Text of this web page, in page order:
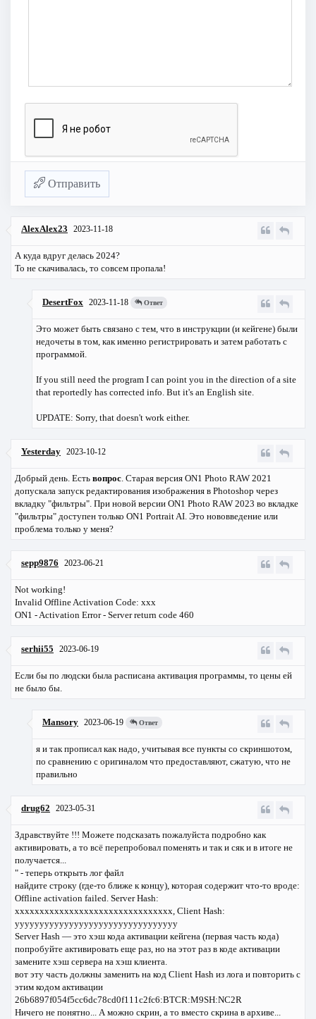
Отправить
AlexAlex23 2023-11-18
А куда вдруг делась 2024?
То не скачивалась, то совсем пропала!
DesertFox 2023-11-18 Ответ
Это может быть связано с тем, что в инструкции (и кейгене) были
недочеты в том, как именно регистрировать и затем работать с
программой.
If you still need the program I can point you in the direction of a site
that reportedly has corrected info. But it's an English site.
UPDATE: Sorry, that doesn't work either.
Yesterday 2023-10-12
Добрый день. Есть вопрос. Старая версия ON1 Photo RAW 2021
допускала запуск редактирования изображения в Photoshop через
вкладку "фильтры". При новой версии ON1 Photo RAW 2023 во вкладке
"фильтры" доступен только ON1 Portrait AI. Это нововведение или
проблема только у меня?
sepp9876 2023-06-21
Not working!
Invalid Offline Activation Code: xxx
ON1 - Activation Error - Server return code 460
serhii55 2023-06-19
Если бы по людски была расписана активация программы, то цены ей
не было бы.
Mansory 2023-06-19 Ответ
я и так прописал как надо, учитывая все пункты со скриншотом,
по сравнению с оригиналом что предоставляют, сжатую, что не
правильно
drug62 2023-05-31
Здравствуйте !!! Можете подсказать пожалуйста подробно как
активировать, а то всё перепробовал поменять и так и сяк и в итоге не
получается...
" - теперь открыть лог файл
найдите строку (где-то ближе к концу), которая содержит что-то вроде:
Offline activation failed. Server Hash:
xxxxxxxxxxxxxxxxxxxxxxxxxxxxxxxx, Client Hash:
yyyyyyyyyyyyyyyyyyyyyyyyyyyyyyyyy
Server Hash — это хэш кода активации кейгена (первая часть кода)
попробуйте активировать еще раз, но на этот раз в коде активации
замените хэш сервера на хэш клиента.
вот эту часть должны заменить на код Client Hash из лога и повторить с
этим кодом активации
26b6897f054f5cc6dc78cd0f111c2fc6:BTCR:M9SH:NC2R
Ничего не понятно... А можно скрин, а то вместо скрина в архиве...